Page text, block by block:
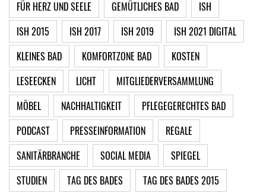
FÜR HERZ UND SEELE
GEMÜTLICHES BAD
ISH
ISH 2015
ISH 2017 ISH 2019
ISH 2021 DIGITAL
KLEINES BAD
KOMFORTZONE BAD
KOSTEN
LESEECKEN
LICHT
MITGLIEDERVERSAMMLUNG
MÖBEL
NACHHALTIGKEIT
PFLEGEGERECHTES BAD
PODCAST
PRESSEINFORMATION
REGALE
SANITÄRBRANCHE
SOCIAL MEDIA
SPIEGEL
STUDIEN
TAG DES BADES
TAG DES BADES 2015